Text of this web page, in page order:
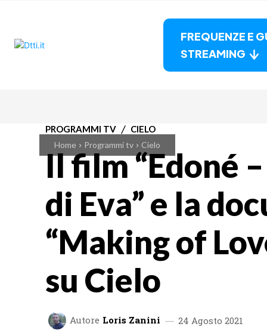
FREQUENZE E
STREAMING
Home Programmi tv Cielo
PROGRAMMI TV CIELO
Il film “Edoné
di Eva” e la
“Making of
su Cielo
Autore Loris Zanini 24 Agosto 2021